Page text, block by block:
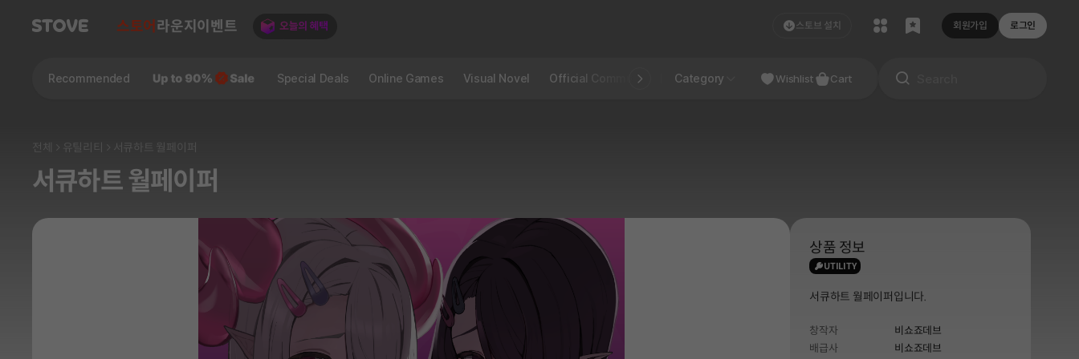
스토어 라운지 이벤트 스토브 설치 회원가입 로그인
Recommended Special Deals Online Games Visual Novel Official Community STOVE INDIE Studio
Category Wishlist Cart
전체 유틸리티 서큐하트 월페이퍼
서큐하트 월페이퍼
상품 정보
UTILITY
서큐하트 월페이퍼입니다.
창작자
비쇼죠데브
배급사
비쇼죠데브